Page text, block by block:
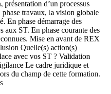
d’un processus
travaux, la vision globale
En phase démarrage des
aux ST. En phase courante des
Mise en avant de REX
Quelle(s) action(s)
avec vos ST ? Validation
Le cadre juridique et
du champ de cette formation.